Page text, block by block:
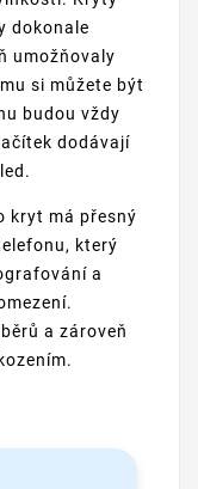
dokonale
umožňovaly
si můžete být
budou vždy
dodávají
kryt má přesný
který
a
a zároveň